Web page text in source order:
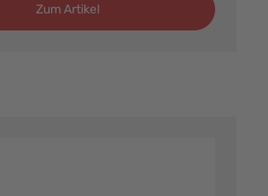
Zum Artikel